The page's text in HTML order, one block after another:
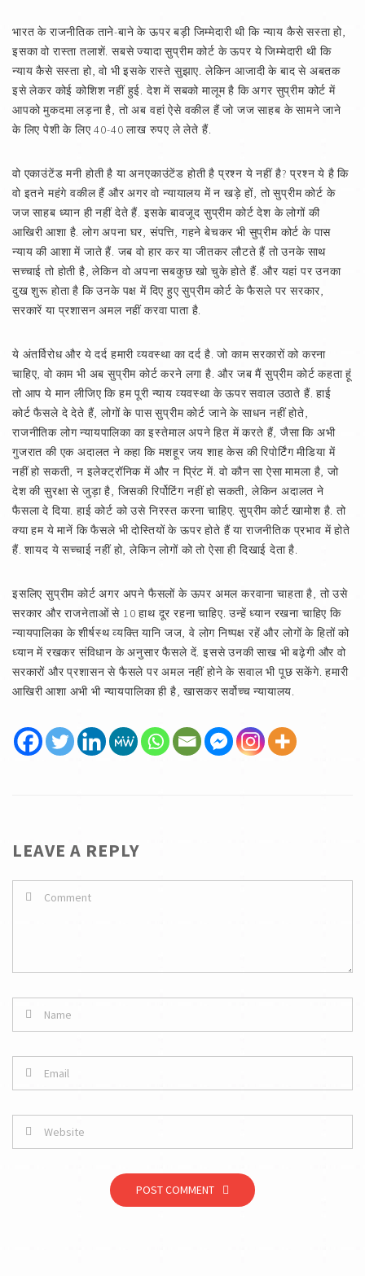
भारत के राजनीतिक ताने-बाने के ऊपर बड़ी जिम्मेदारी थी कि न्याय कैसे सस्ता हो,
इसका वो रास्ता तलाशें. सबसे ज्यादा सुप्रीम कोर्ट के ऊपर ये जिम्मेदारी थी कि
न्याय कैसे सस्ता हो, वो भी इसके रास्ते सुझाए. लेकिन आजादी के बाद से अबतक
इसे लेकर कोई कोशिश नहीं हुई. देश में सबको मालूम है कि अगर सुप्रीम कोर्ट में
आपको मुकदमा लड़ना है, तो अब वहां ऐसे वकील हैं जो जज साहब के सामने जाने
के लिए पेशी के लिए 40-40 लाख रुपए ले लेते हैं.
वो एकाउंटेंड मनी होती है या अनएकाउंटेंड होती है प्रश्न ये नहीं है? प्रश्न ये है कि
वो इतने महंगे वकील हैं और अगर वो न्यायालय में न खड़े हों, तो सुप्रीम कोर्ट के
जज साहब ध्यान ही नहीं देते हैं. इसके बावजूद सुप्रीम कोर्ट देश के लोगों की
आखिरी आशा है. लोग अपना घर, संपत्ति, गहने बेचकर भी सुप्रीम कोर्ट के पास
न्याय की आशा में जाते हैं. जब वो हार कर या जीतकर लौटते हैं तो उनके साथ
सच्चाई तो होती है, लेकिन वो अपना सबकुछ खो चुके होते हैं. और यहां पर उनका
दुख शुरू होता है कि उनके पक्ष में दिए हुए सुप्रीम कोर्ट के फैसले पर सरकार,
सरकारें या प्रशासन अमल नहीं करवा पाता है.
ये अंतर्विरोध और ये दर्द हमारी व्यवस्था का दर्द है. जो काम सरकारों को करना
चाहिए, वो काम भी अब सुप्रीम कोर्ट करने लगा है. और जब मैं सुप्रीम कोर्ट कहता हूं
तो आप ये मान लीजिए कि हम पूरी न्याय व्यवस्था के ऊपर सवाल उठाते हैं. हाई
कोर्ट फैसले दे देते हैं, लोगों के पास सुप्रीम कोर्ट जाने के साधन नहीं होते,
राजनीतिक लोग न्यायपालिका का इस्तेमाल अपने हित में करते हैं, जैसा कि अभी
गुजरात की एक अदालत ने कहा कि मशहूर जय शाह केस की रिपोर्टिंग मीडिया में
नहीं हो सकती, न इलेक्ट्रॉनिक में और न प्रिंट में. वो कौन सा ऐसा मामला है, जो
देश की सुरक्षा से जुड़ा है, जिसकी रिर्पोटिंग नहीं हो सकती, लेकिन अदालत ने
फैसला दे दिया. हाई कोर्ट को उसे निरस्त करना चाहिए. सुप्रीम कोर्ट खामोश है. तो
क्या हम ये मानें कि फैसले भी दोस्तियों के ऊपर होते हैं या राजनीतिक प्रभाव में होते
हैं. शायद ये सच्चाई नहीं हो, लेकिन लोगों को तो ऐसा ही दिखाई देता है.
इसलिए सुप्रीम कोर्ट अगर अपने फैसलों के ऊपर अमल करवाना चाहता है, तो उसे
सरकार और राजनेताओं से 10 हाथ दूर रहना चाहिए. उन्हें ध्यान रखना चाहिए कि
न्यायपालिका के शीर्षस्थ व्यक्ति यानि जज, वे लोग निष्पक्ष रहें और लोगों के हितों को
ध्यान में रखकर संविधान के अनुसार फैसले दें. इससे उनकी साख भी बढ़ेगी और वो
सरकारों और प्रशासन से फैसले पर अमल नहीं होने के सवाल भी पूछ सकेंगे. हमारी
आखिरी आशा अभी भी न्यायपालिका ही है, खासकर सर्वोच्च न्यायालय.
LEAVE A REPLY
POST COMMENT